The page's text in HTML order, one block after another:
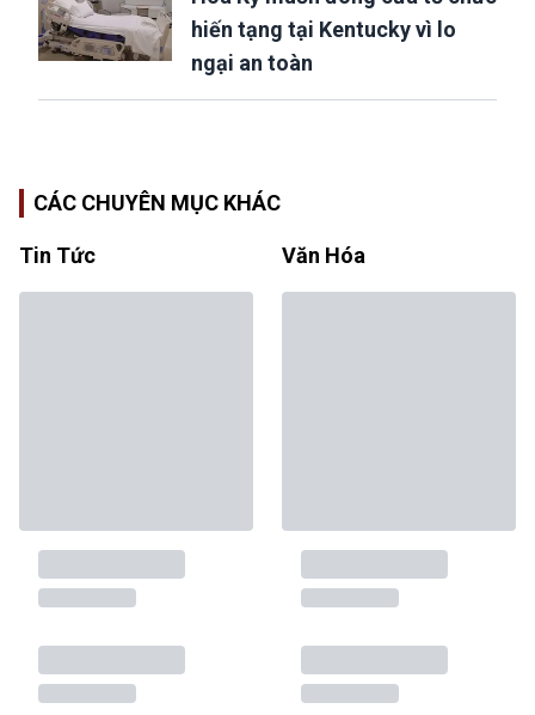
hiến tạng tại Kentucky vì lo
ngại an toàn
CÁC CHUYÊN MỤC KHÁC
Tin Tức Văn Hóa